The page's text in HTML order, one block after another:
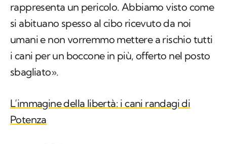
rappresenta un pericolo. Abbiamo visto come
si abituano spesso al cibo ricevuto da noi
umani e non vorremmo mettere a rischio tutti
i cani per un boccone in più, offerto nel posto
sbagliato».
L’immagine della libertà: i cani randagi di
Potenza